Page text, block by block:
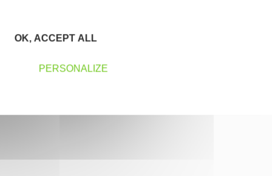
OK, ACCEPT ALL
PERSONALIZE